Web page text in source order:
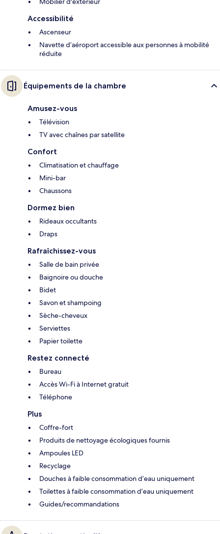
Accessibilité
Ascenseur
Navette d’aéroport accessible aux personnes à mobilité
réduite
Équipements de la chambre
Amusez-vous
Télévision
TV avec chaînes par satellite
Confort
Climatisation et chauffage
Mini-bar
Chaussons
Dormez bien
Rideaux occultants
Draps
Rafraîchissez-vous
Salle de bain privée
Baignoire ou douche
Bidet
Savon et shampoing
Sèche-cheveux
Serviettes
Papier toilette
Restez connecté
Bureau
Accès Wi-Fi à Internet gratuit
Téléphone
Plus
Coffre-fort
Produits de nettoyage écologiques fournis
Ampoules LED
Recyclage
Douches à faible consommation d’eau uniquement
Toilettes à faible consommation d’eau uniquement
Guides/recommandations